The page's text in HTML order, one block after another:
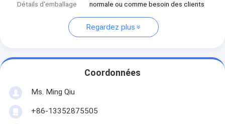
Détails d'emballage
normale ou comme besoin des clients
Regardez plus
Coordonnées
Ms. Ming Qiu
+86-13352875505